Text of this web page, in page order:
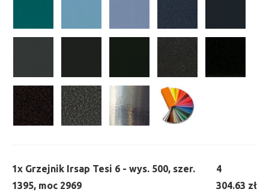
1x Grzejnik Irsap Tesi 6 - wys. 500, szer.
1395, moc 2969
4
304.63 zł